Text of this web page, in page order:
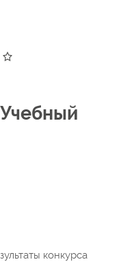
конкурса